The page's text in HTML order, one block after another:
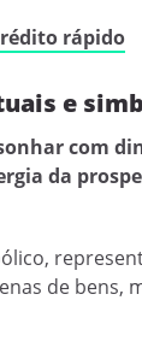
rápido
e
com
da
de bens,